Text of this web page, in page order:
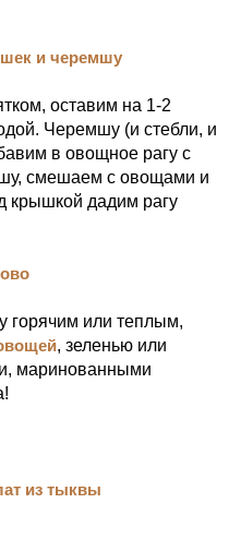
оставим на 1-2
Черемшу (и стебли, и
в овощное рагу с
смешаем с овощами и
крышкой дадим рагу
горячим или теплым,
, зеленью или
маринованными